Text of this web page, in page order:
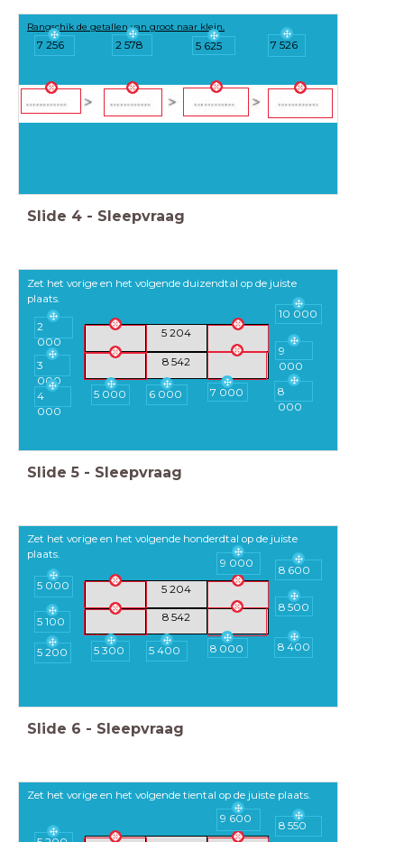
Rangschik de getallen van groot naar klein.
5 625
2 578
7 256 7 526
Slide 4 - Sleepvraag
5 204
8 542
Zet het vorige en het volgende duizendtal op de juiste
plaats.
2
000
3
000
4
000
5 000 6 000 7 000
8
000
9
000
10 000
Slide 5 - Sleepvraag
5 204
8 542
Zet het vorige en het volgende honderdtal op de juiste
plaats.
5 000
5 100
5 200 5 300 5 400 8 000 8 400
8 500
8 600
9 000
Slide 6 - Sleepvraag
Zet het vorige en het volgende tiental op de juiste plaats.
8 550
9 600